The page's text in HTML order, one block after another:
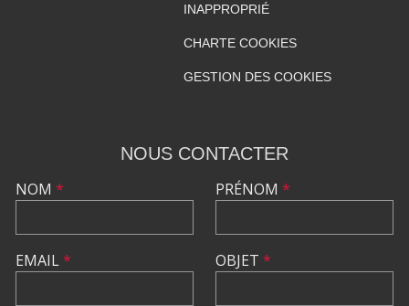
INAPPROPRIÉ
CHARTE COOKIES
GESTION DES COOKIES
NOUS CONTACTER
NOM *
EMAIL*
PRÉNOM *
OBJET *